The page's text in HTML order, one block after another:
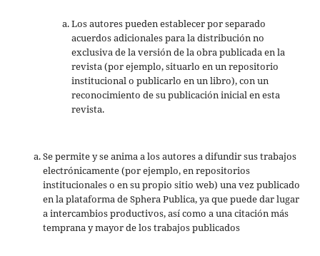
Los autores pueden establecer por separado
acuerdos adicionales para la distribución no
exclusiva de la versión de la obra publicada en la
revista (por ejemplo, situarlo en un repositorio
institucional o publicarlo en un libro), con un
reconocimiento de su publicación inicial en esta
revista.
Se permite y se anima a los autores a difundir sus trabajos
electrónicamente (por ejemplo, en repositorios
institucionales o en su propio sitio web) una vez publicado
en la plataforma de Sphera Publica, ya que puede dar lugar
a intercambios productivos, así como a una citación más
temprana y mayor de los trabajos publicados